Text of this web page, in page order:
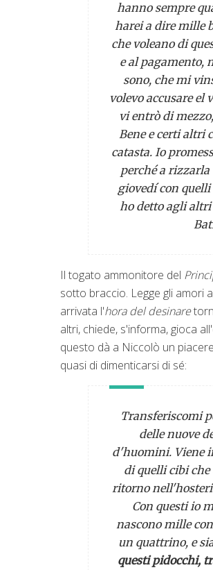
hanno sempre
harei a dire mille
che voleano di
e al pagamento,
sono, che mi
volevo accusare el
vi entrò di
Bene e certi altri
catasta. Io
perché a
giovedí con
ho detto agli altri
Il togato ammonitore del
sotto braccio. Legge gli amori
arrivata l'hora del desinare
altri, chiede, s'informa, gioca
questo dà a Niccolò un
quasi di dimenticarsi di sé:
Transferiscomi
delle nuove
d'huomini. Viene
di quelli cibi
ritorno
Con questi io
nascono mille
un quattrino, e
questi pidocchi,